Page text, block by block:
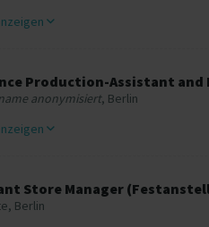
Production-Assistant
anonymisiert, Berlin
Store Manager
Berlin